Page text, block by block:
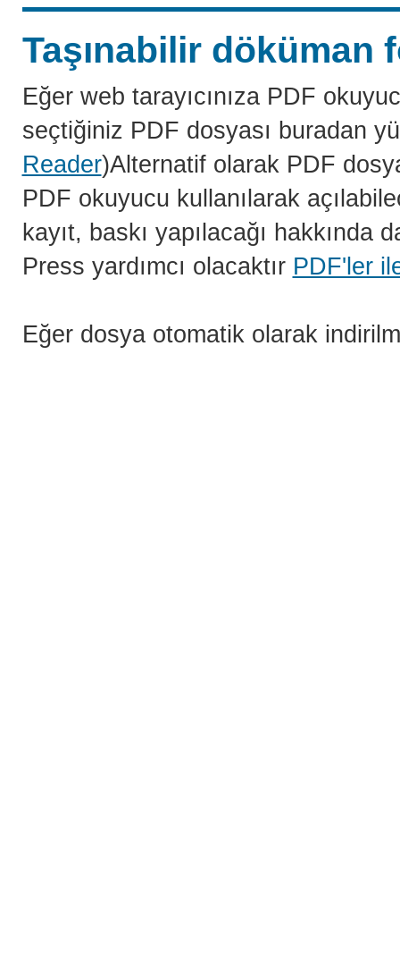
Taşınabilir döküman
Eğer web tarayıcınıza PDF
seçtiğiniz PDF dosyası buradan
Reader)Alternatif olarak PDF
PDF okuyucu kullanılarak
kayıt, baskı yapılacağı
Press yardımcı olacaktır PDF'ler
Eğer dosya otomatik olarak